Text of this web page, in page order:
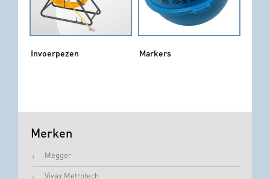
Invoerpezen Markers
Merken
Megger
Vivax Metrotech